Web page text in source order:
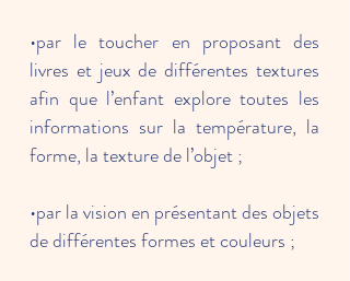
•par le toucher en proposant des
livres et jeux de différentes textures
afin que l’enfant explore toutes les
informations sur la température, la
forme, la texture de l’objet ;
•par la vision en présentant des objets
de différentes formes et couleurs ;